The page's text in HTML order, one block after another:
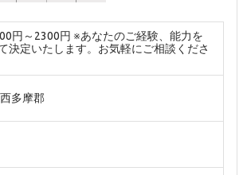
円～2300円 ※あなたのご経験、能力を
決定いたします。お気軽にご相談くださ
多摩郡